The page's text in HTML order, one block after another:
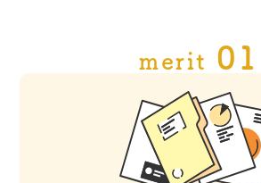
merit 01